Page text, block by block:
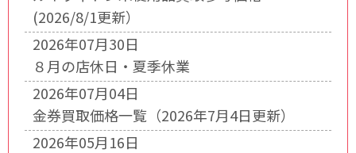
(2026/8/1更新）
2026年07月30日
８月の店休日・夏季休業
2026年07月04日
金券買取価格一覧（2026年7月4日更新）
2026年05月16日